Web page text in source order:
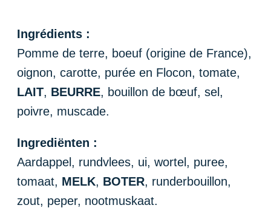
Ingrédients :
Pomme de terre, boeuf (origine de France),
oignon, carotte, purée en Flocon, tomate,
LAIT, BEURRE, bouillon de bœuf, sel,
poivre, muscade.
Ingrediënten :
Aardappel, rundvlees, ui, wortel, puree,
tomaat, MELK, BOTER, runderbouillon,
zout, peper, nootmuskaat.